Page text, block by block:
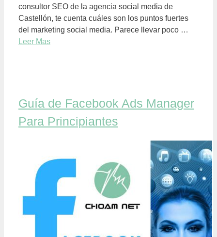
consultor SEO de la agencia social media de
Castellón, te cuenta cuáles son los puntos fuertes
del marketing social media. Parece llevar poco …
Leer Mas
Guía de Facebook Ads Manager
Para Principiantes